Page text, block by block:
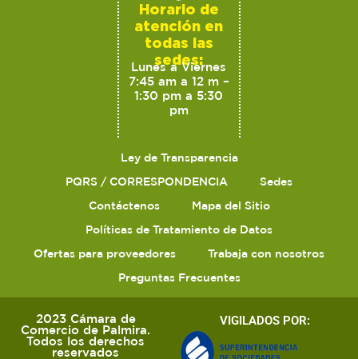
Horario de
atención en
todas las
sedes:
Lunes a Viernes
7:45 am a 12 m –
1:30 pm a 5:30
pm
Ley de Transparencia
PQRS / CORRESPONDENCIA
Sedes
Contáctenos
Mapa del Sitio
Políticas de Tratamiento de Datos
Ofertas para proveedores
Trabaja con nosotros
Preguntas Frecuentes
2023 Cámara de
Comercio de Palmira.
Todos los derechos
reservados
VIGILADOS POR: